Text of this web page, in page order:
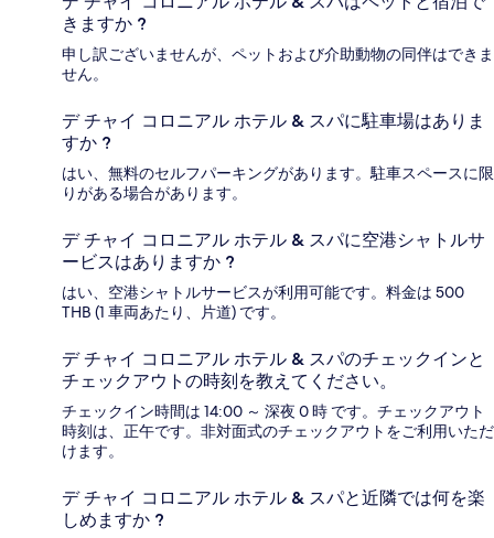
きますか ?
申し訳ございませんが、ペットおよび介助動物の同伴はできま
せん。
デ チャイ コロニアル ホテル & スパに駐車場はありま
すか ?
はい、無料のセルフパーキングがあります。駐車スペースに限
りがある場合があります。
デ チャイ コロニアル ホテル & スパに空港シャトルサ
ービスはありますか ?
はい、空港シャトルサービスが利用可能です。料金は 500
THB (1 車両あたり、片道) です。
デ チャイ コロニアル ホテル & スパのチェックインと
チェックアウトの時刻を教えてください。
チェックイン時間は 14:00 ～ 深夜 0 時 です。チェックアウト
時刻は、正午です。非対面式のチェックアウトをご利用いただ
けます。
デ チャイ コロニアル ホテル & スパと近隣では何を楽
しめますか ?